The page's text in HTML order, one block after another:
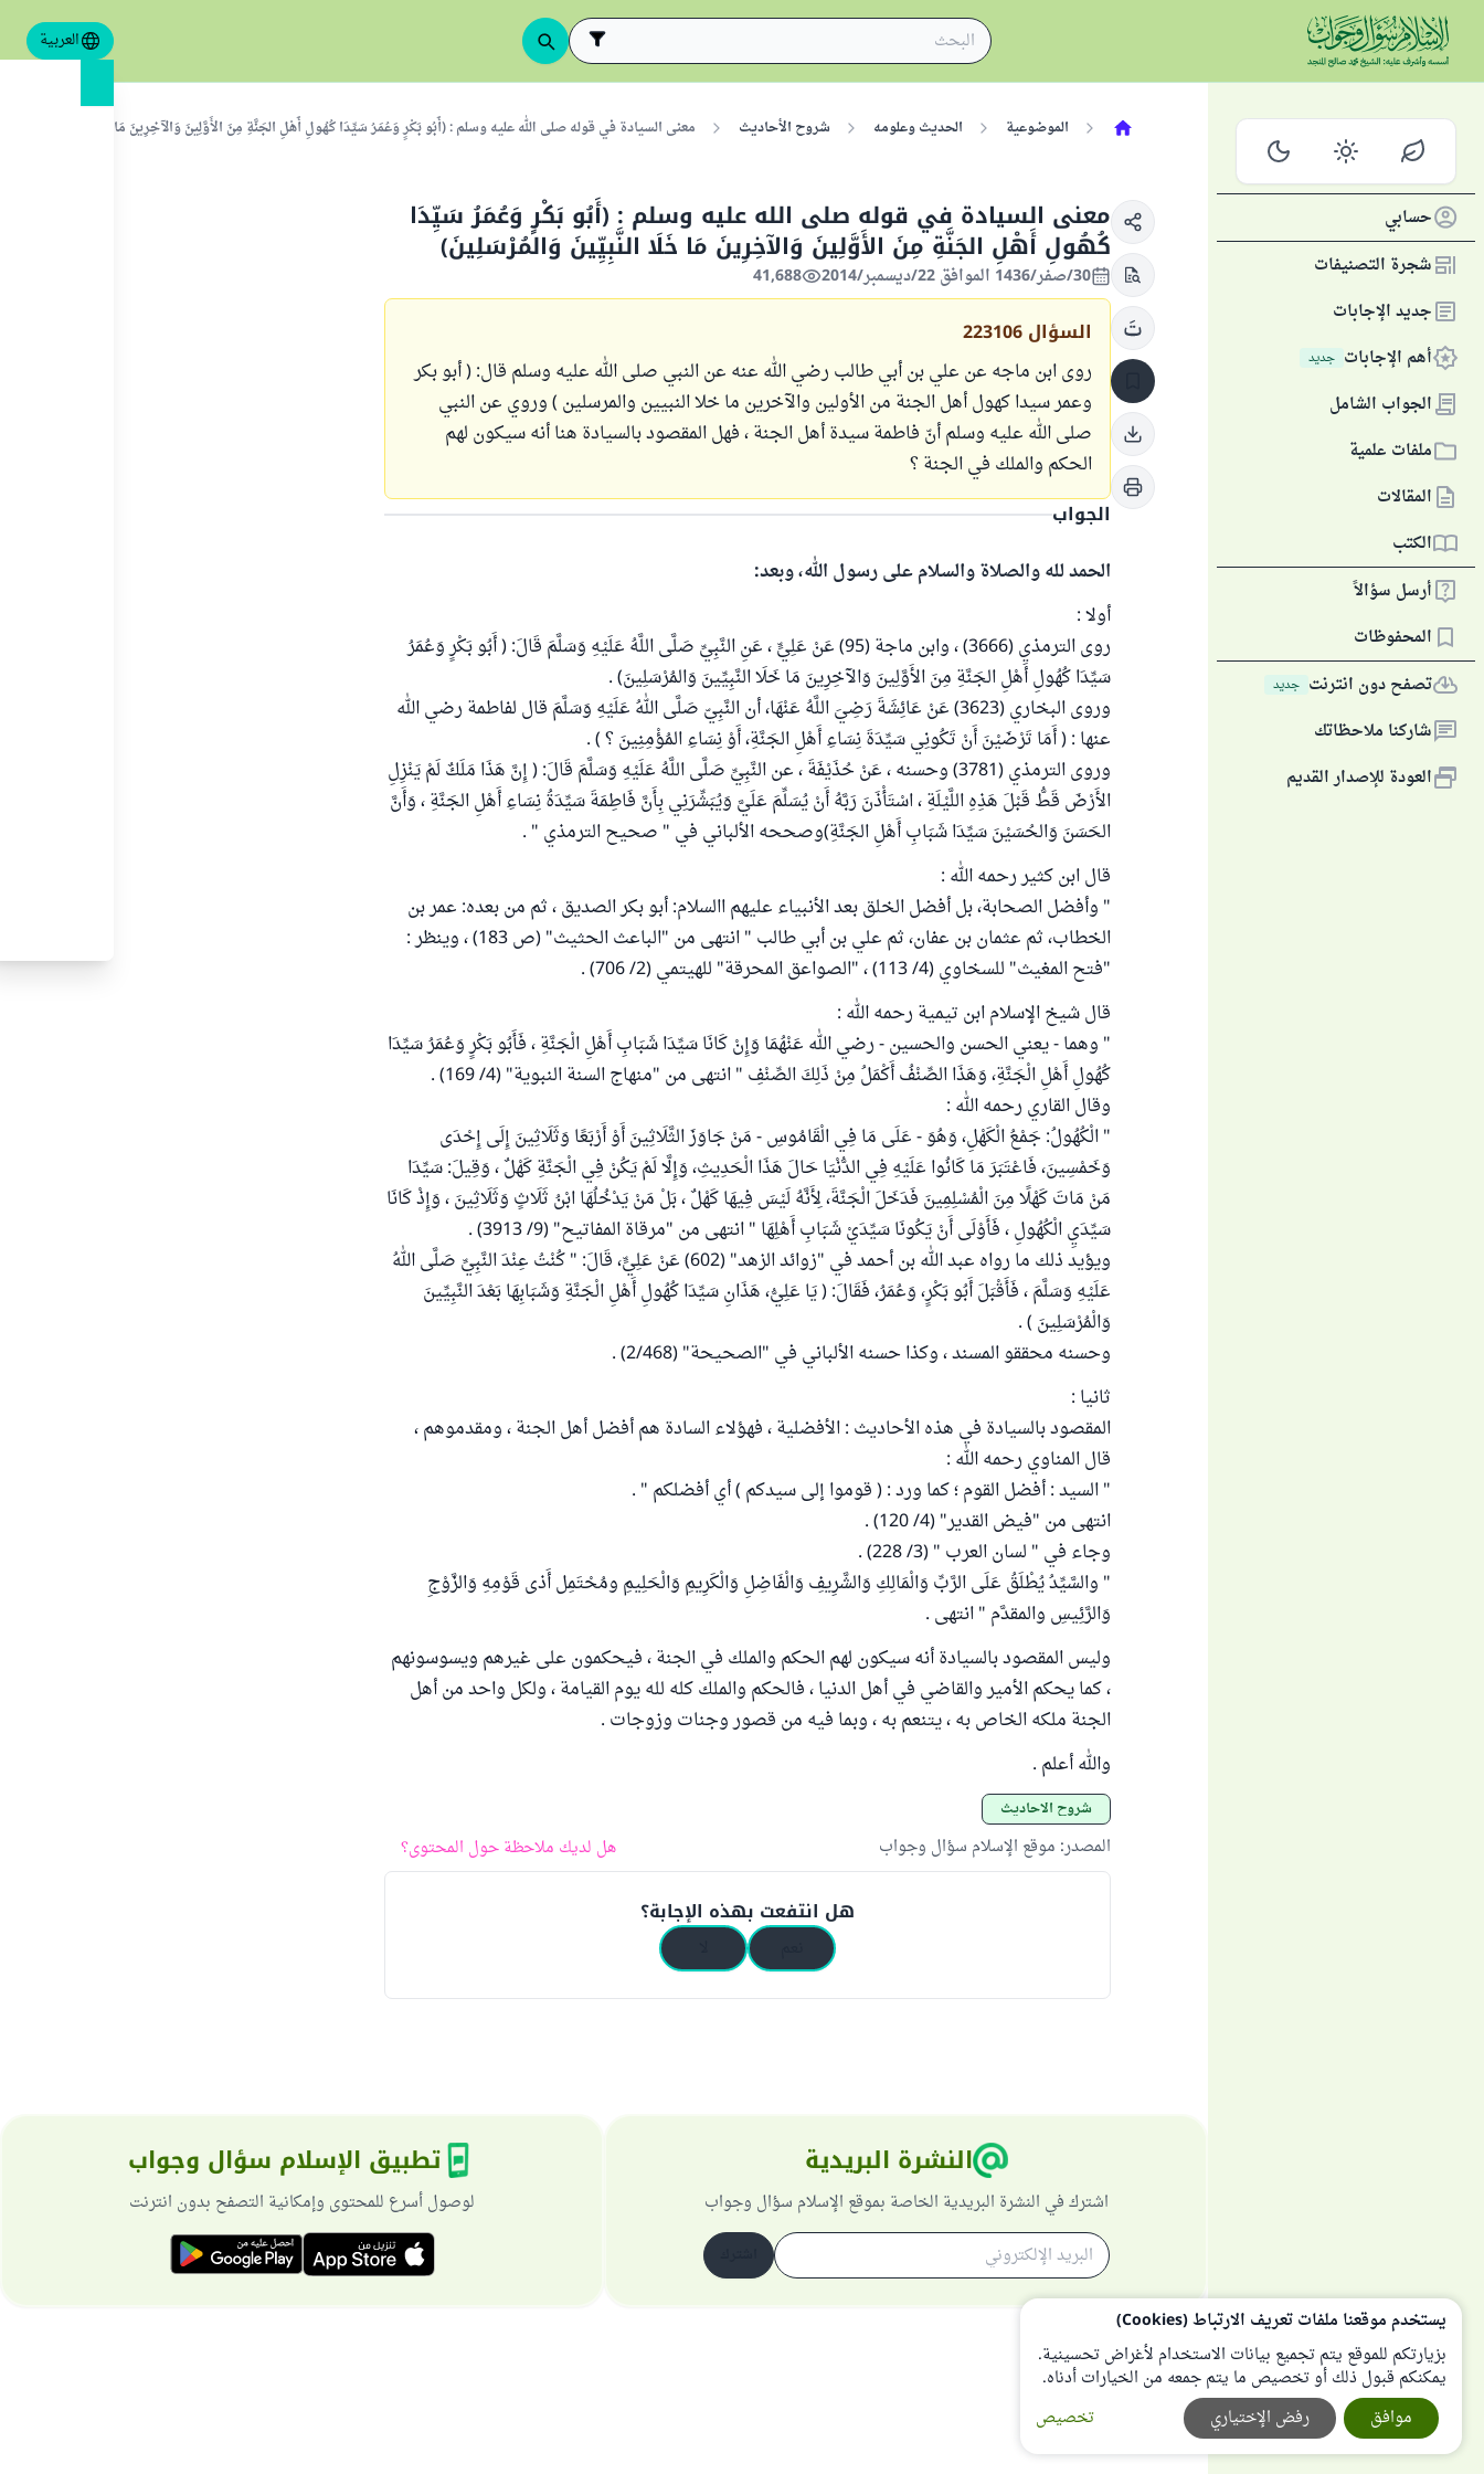
العربية
حسابي
شجرة التصنيفات
جديد الإجابات
أهم الإجابات جديد
الجواب الشامل
ملفات علمية
المقالات
الكتب
أرسل سؤالاً
المحفوظات
تصفح دون انترنت جديد
شاركنا ملاحظاتك
العودة للإصدار القديم
الموضوعية الحديث وعلومه شروح الأحاديث معنى السيادة في قوله صلى الله عليه وسلم : (أَبُو بَكْرٍ وَعُمَرُ سَيِّدَا كُهُولِ أَهْلِ الجَنَّةِ مِنَ الأَوَّلِينَ وَالآخِرِينَ مَا خَلَا النَّبِيِّينَ
معنى السيادة في قوله صلى الله عليه وسلم : (أَبُو بَكْرٍ وَعُمَرُ سَيِّدَا
كُهُولِ أَهْلِ الجَنَّةِ مِنَ الأَوَّلِينَ وَالآخِرِينَ مَا خَلَا النَّبِيِّينَ وَالمُرْسَلِينَ)
30/صفر/1436 الموافق 22/ديسمبر/2014 41,688
السؤال 223106
روى ابن ماجه عن علي بن أبي طالب رضي الله عنه عن النبي صلى الله عليه وسلم قال: ( أبو بكر
وعمر سيدا كهول أهل الجنة من الأولين والآخرين ما خلا النبيين والمرسلين ) وروي عن النبي
صلى الله عليه وسلم أنّ فاطمة سيدة أهل الجنة ، فهل المقصود بالسيادة هنا أنه سيكون لهم
الحكم والملك في الجنة ؟
الجواب
الحمد لله والصلاة والسلام على رسول الله، وبعد:
أولا :
روى الترمذي (3666) ، وابن ماجة (95) عَنْ عَلِيٍّ ، عَنِ النَّبِيِّ صَلَّى اللَّهُ عَلَيْهِ وَسَلَّمَ قَالَ: ( أَبُو بَكْرٍ وَعُمَرُ
سَيِّدَا كُهُولِ أَهْلِ الجَنَّةِ مِنَ الأَوَّلِينَ وَالآخِرِينَ مَا خَلَا النَّبِيِّينَ وَالمُرْسَلِينَ) .
وروى البخاري (3623) عَنْ عَائِشَةَ رَضِيَ اللَّهُ عَنْهَا، أن النَّبِيّ صَلَّى اللهُ عَلَيْهِ وَسَلَّمَ قال لفاطمة رضي الله
عنها : ( أَمَا تَرْضَيْنَ أَنْ تَكُونِي سَيِّدَةَ نِسَاءِ أَهْلِ الجَنَّةِ، أَوْ نِسَاءِ المُؤْمِنِينَ ؟ ) .
وروى الترمذي (3781) وحسنه ، عَنْ حُذَيْفَةَ ، عن النَّبِيِّ صَلَّى اللَّهُ عَلَيْهِ وَسَلَّمَ قَالَ: ( إِنَّ هَذَا مَلَكٌ لَمْ يَنْزِلِ
الأَرْضَ قَطُّ قَبْلَ هَذِهِ اللَّيْلَةِ ، اسْتَأْذَنَ رَبَّهُ أَنْ يُسَلِّمَ عَلَيَّ وَيُبَشِّرَنِي بِأَنَّ فَاطِمَةَ سَيِّدَةُ نِسَاءِ أَهْلِ الجَنَّةِ ، وَأَنَّ
الحَسَنَ وَالحُسَيْنَ سَيِّدَا شَبَابِ أَهْلِ الجَنَّةِ)وصححه الألباني في " صحيح الترمذي " .
قال ابن كثير رحمه الله :
" وأفضل الصحابة، بل أفضل الخلق بعد الأنبياء عليهم االسلام: أبو بكر الصديق ، ثم من بعده: عمر بن
الخطاب، ثم عثمان بن عفان، ثم علي بن أبي طالب " انتهى من "الباعث الحثيث" (ص 183) ، وينظر :
"فتح المغيث" للسخاوي (4/ 113) ، "الصواعق المحرقة" للهيتمي (2/ 706) .
قال شيخ الإسلام ابن تيمية رحمه الله :
" وهما - يعني الحسن والحسين - رضي الله عَنْهُمَا وَإِنْ كَانَا سَيِّدَا شَبَابِ أَهْلِ الْجَنَّةِ ، فَأَبُو بَكْرٍ وَعُمَرُ سَيِّدَا
كُهُولِ أَهْلِ الْجَنَّةِ، وَهَذَا الصِّنْفُ أَكْمَلُ مِنْ ذَلِكَ الصِّنْفِ " انتهى من "منهاج السنة النبوية" (4/ 169) .
وقال القاري رحمه الله :
" الْكُهُولُ: جَمْعُ الْكَهْلِ، وَهُوَ - عَلَى مَا فِي الْقَامُوسِ - مَنْ جَاوَزَ الثَّلَاثِينَ أَوْ أَرْبَعًا وَثَلَاثِينَ إِلَى إِحْدَى
وَخَمْسِينَ، فَاعْتَبَرَ مَا كَانُوا عَلَيْهِ فِي الدُّنْيَا حَالَ هَذَا الْحَدِيثِ، وَإِلَّا لَمْ يَكُنْ فِي الْجَنَّةِ كَهْلٌ ، وَقِيلَ: سَيِّدَا
مَنْ مَاتَ كَهْلًا مِنَ الْمُسْلِمِينَ فَدَخَلَ الْجَنَّةَ، لِأَنَّهُ لَيْسَ فِيهَا كَهْلٌ ، بَلْ مَنْ يَدْخُلُهَا ابْنُ ثَلَاثٍ وَثَلَاثِينَ ، وَإِذْ كَانَا
سَيِّدَيِ الْكُهُولِ ، فَأَوْلَى أَنْ يَكُونَا سَيِّدَيْ شَبَابِ أَهْلِهَا " انتهى من "مرقاة المفاتيح" (9/ 3913) .
ويؤيد ذلك ما رواه عبد الله بن أحمد في "زوائد الزهد" (602) عَنْ عَلِيٍّ، قَالَ: " كُنْتُ عِنْدَ النَّبِيِّ صَلَّى اللهُ
عَلَيْهِ وَسَلَّمَ ، فَأَقْبَلَ أَبُو بَكْرٍ، وَعُمَرُ، فَقَالَ: ( يَا عَلِيُّ، هَذَانِ سَيِّدَا كُهُولِ أَهْلِ الْجَنَّةِ وَشَبَابِهَا بَعْدَ النَّبِيِّينَ
وَالْمُرْسَلِينَ ) .
وحسنه محققو المسند ، وكذا حسنه الألباني في "الصحيحة" (2/468) .
ثانيا :
المقصود بالسيادة في هذه الأحاديث : الأفضلية ، فهؤلاء السادة هم أفضل أهل الجنة ، ومقدموهم ،
قال المناوي رحمه الله :
" السيد : أفضل القوم ؛ كما ورد : ( قوموا إلى سيدكم ) أي أفضلكم " .
انتهى من "فيض القدير" (4/ 120) .
وجاء في " لسان العرب " (3/ 228) .
" والسَّيِّدُ يُطْلَقُ عَلَى الرَّبِّ وَالْمَالِكِ وَالشَّرِيفِ وَالْفَاضِلِ وَالْكَرِيمِ وَالْحَلِيمِ ومُحْتَمِل أَذى قَوْمِهِ وَالزَّوْجِ
وَالرَّئِيسِ والمقدَّم " انتهى .
وليس المقصود بالسيادة أنه سيكون لهم الحكم والملك في الجنة ، فيحكمون على غيرهم ويسوسونهم
، كما يحكم الأمير والقاضي في أهل الدنيا ، فالحكم والملك كله لله يوم القيامة ، ولكل واحد من أهل
الجنة ملكه الخاص به ، يتنعم به ، وبما فيه من قصور وجنات وزوجات .
والله أعلم .
شروح الأحاديث
المصدر: موقع الإسلام سؤال وجواب هل لديك ملاحظة حول المحتوى؟
هل انتفعت بهذه الإجابة؟
النشرة البريدية
اشترك في النشرة البريدية الخاصة بموقع الإسلام سؤال وجواب
تطبيق الإسلام سؤال وجواب
لوصول أسرع للمحتوى وإمكانية التصفح بدون انترنت
يستخدم موقعنا ملفات تعريف الارتباط (Cookies)
بزيارتكم للموقع يتم تجميع بيانات الاستخدام لأغراض تحسينية.
يمكنكم قبول ذلك أو تخصيص ما يتم جمعه من الخيارات أدناه.
تخصيص
رفض الإختياري موافق